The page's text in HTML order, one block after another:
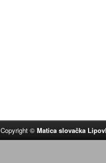
Copyright ©Matica slovačka